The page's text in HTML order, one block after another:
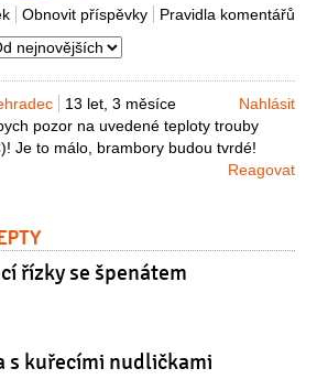
Pravidla komentářů
Obnovit příspěvky
13 let, 3 měsíce
Nahlásit
pozor na uvedené teploty trouby
Je to málo, brambory budou tvrdé!
Reagovat
řízky se špenátem
s kuřecími nudličkami